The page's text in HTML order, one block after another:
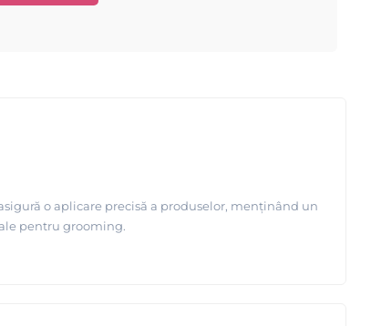
o aplicare precisă a produselor, menținând un
pentru grooming.